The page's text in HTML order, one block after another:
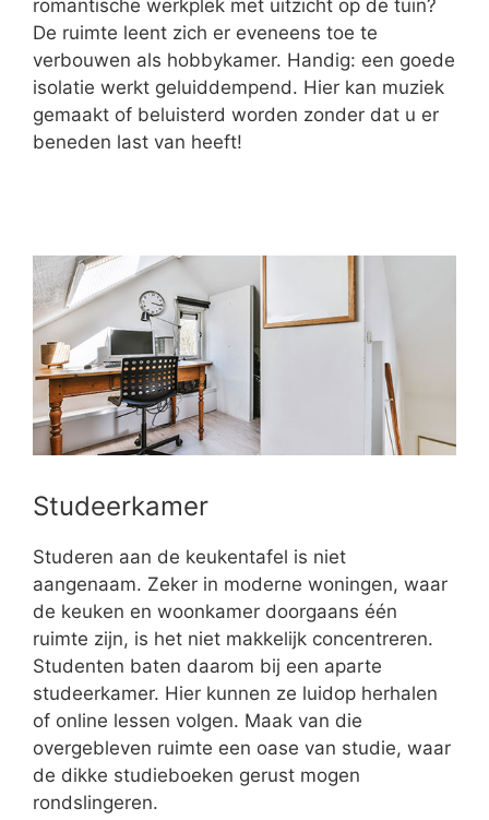
romantische werkplek met uitzicht op de tuin?
De ruimte leent zich er eveneens toe te
verbouwen als hobbykamer. Handig: een goede
isolatie werkt geluiddempend. Hier kan muziek
gemaakt of beluisterd worden zonder dat u er
beneden last van heeft!
Studeerkamer
Studeren aan de keukentafel is niet
aangenaam. Zeker in moderne woningen, waar
de keuken en woonkamer doorgaans één
ruimte zijn, is het niet makkelijk concentreren.
Studenten baten daarom bij een aparte
studeerkamer. Hier kunnen ze luidop herhalen
of online lessen volgen. Maak van die
overgebleven ruimte een oase van studie, waar
de dikke studieboeken gerust mogen
rondslingeren.